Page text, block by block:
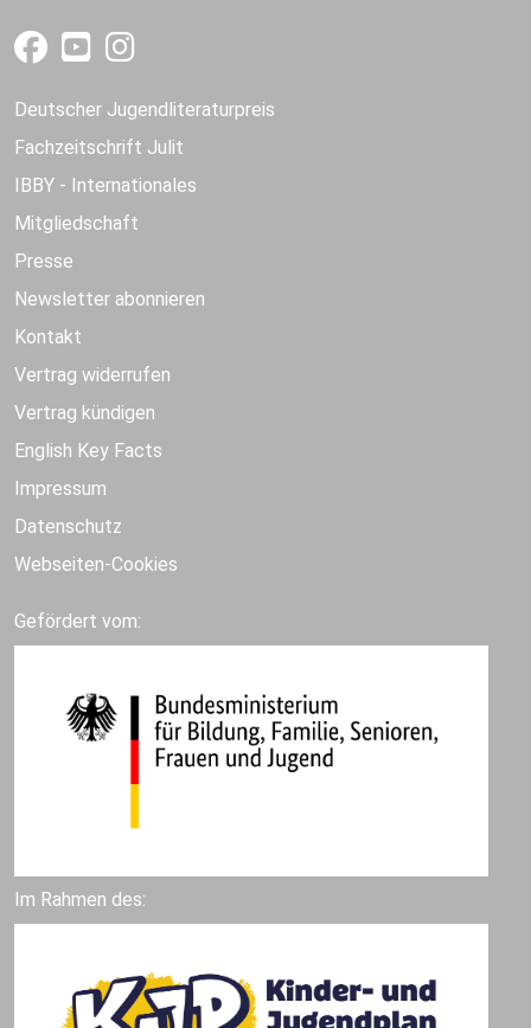
Deutscher Jugendliteraturpreis
Fachzeitschrift Julit
IBBY - Internationales
Mitgliedschaft
Presse
Newsletter abonnieren
Kontakt
Vertrag widerrufen
Vertrag kündigen
English Key Facts
Impressum
Datenschutz
Webseiten-Cookies
Gefördert vom:
Im Rahmen des: